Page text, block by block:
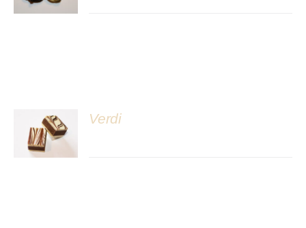
DÉTAILS
Verdi